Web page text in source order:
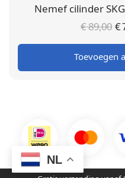
Nemef cilinder
€89,00€
Toevoegen
©
NL